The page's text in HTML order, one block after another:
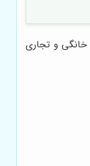
خانگی و تجاری